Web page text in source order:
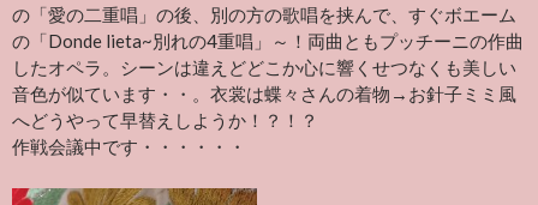
の「愛の二重唱」の後、別の方の歌唱を挟んで、すぐボエーム
の「Donde lieta~別れの4重唱」～！両曲ともプッチーニの作曲
したオペラ。シーンは違えどどこか心に響くせつなくも美しい
音色が似ています・・。衣裳は蝶々さんの着物→お針子ミミ風
へどうやって早替えしようか！？！？
作戦会議中です・・・・・・